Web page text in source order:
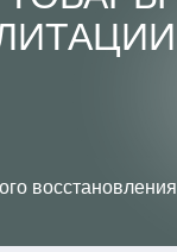
восстановления